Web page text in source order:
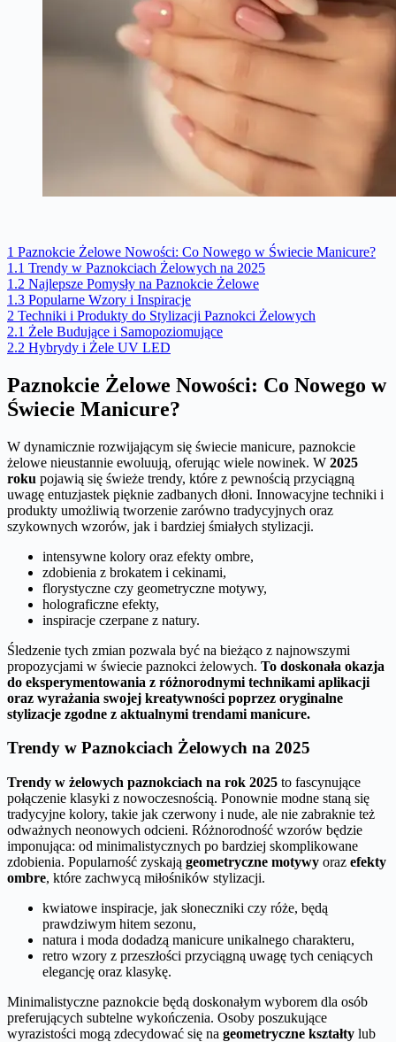
1 Paznokcie Żelowe Nowości: Co Nowego w Świecie Manicure?
1.1 Trendy w Paznokciach Żelowych na 2025
1.2 Najlepsze Pomysły na Paznokcie Żelowe
1.3 Popularne Wzory i Inspiracje
2 Techniki i Produkty do Stylizacji Paznokci Żelowych
2.1 Żele Budujące i Samopoziomujące
2.2 Hybrydy i Żele UV LED
Paznokcie Żelowe Nowości: Co Nowego w
Świecie Manicure?
W dynamicznie rozwijającym się świecie manicure, paznokcie
żelowe nieustannie ewoluują, oferując wiele nowinek. W 2025
roku pojawią się świeże trendy, które z pewnością przyciągną
uwagę entuzjastek pięknie zadbanych dłoni. Innowacyjne techniki i
produkty umożliwią tworzenie zarówno tradycyjnych oraz
szykownych wzorów, jak i bardziej śmiałych stylizacji.
intensywne kolory oraz efekty ombre,
zdobienia z brokatem i cekinami,
florystyczne czy geometryczne motywy,
holograficzne efekty,
inspiracje czerpane z natury.
Śledzenie tych zmian pozwala być na bieżąco z najnowszymi
propozycjami w świecie paznokci żelowych. To doskonała okazja
do eksperymentowania z różnorodnymi technikami aplikacji
oraz wyrażania swojej kreatywności poprzez oryginalne
stylizacje zgodne z aktualnymi trendami manicure.
Trendy w Paznokciach Żelowych na 2025
Trendy w żelowych paznokciach na rok 2025 to fascynujące
połączenie klasyki z nowoczesnością. Ponownie modne staną się
tradycyjne kolory, takie jak czerwony i nude, ale nie zabraknie też
odważnych neonowych odcieni. Różnorodność wzorów będzie
imponująca: od minimalistycznych po bardziej skomplikowane
zdobienia. Popularność zyskają geometryczne motywy oraz efekty
ombre, które zachwycą miłośników stylizacji.
kwiatowe inspiracje, jak słoneczniki czy róże, będą
prawdziwym hitem sezonu,
natura i moda dodadzą manicure unikalnego charakteru,
retro wzory z przeszłości przyciągną uwagę tych ceniących
elegancję oraz klasykę.
Minimalistyczne paznokcie będą doskonałym wyborem dla osób
preferujących subtelne wykończenia. Osoby poszukujące
wyrazistości mogą zdecydować się na geometryczne kształty lub